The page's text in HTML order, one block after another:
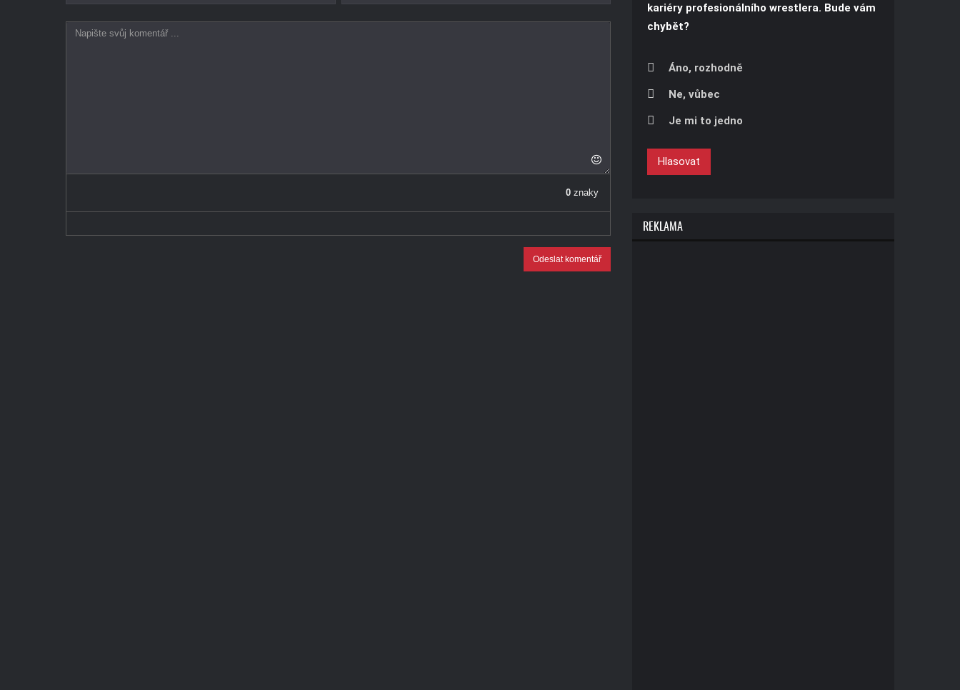
0 znaky
Odeslat komentář
kariéry profesionálního wrestlera. Bude vám
chybět?
Áno, rozhodně
Ne, vůbec
Je mi to jedno
Hlasovat
REKLAMA